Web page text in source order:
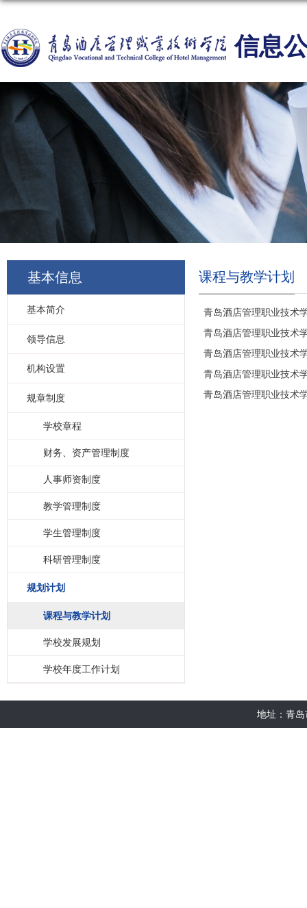
信息
基本信息
基本简介
领导信息
机构设置
规章制度
学校章程
财务、资产管理制度
人事师资制度
教学管理制度
学生管理制度
科研管理制度
规划计划
课程与教学计划
学校发展规划
学校年度工作计划
课程与教学计划
青岛酒店管理职业技术
青岛酒店管理职业技术
青岛酒店管理职业技术
青岛酒店管理职业技术
青岛酒店管理职业技术
地址：青